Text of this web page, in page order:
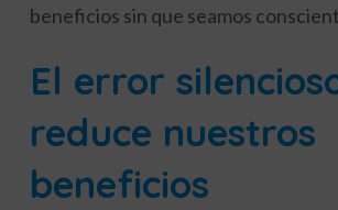
beneficios sin que seamos
El error
reduce nuestros
beneficios